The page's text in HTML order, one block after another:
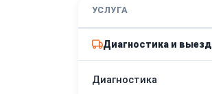
УСЛУГА
Диагностика и выезд
Диагностика